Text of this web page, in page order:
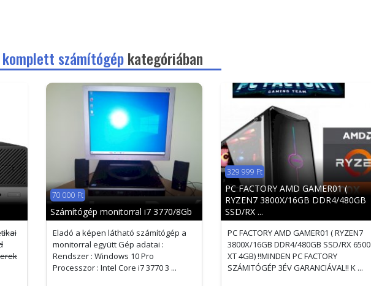
számítógépkategóriában
70 000 Ft
Számítógép monitorral i7 3770/8Gb
Eladó a képen látható számítógép a
monitorral együtt Gép adatai :
Rendszer : Windows 10 Pro
Processzor : Intel Core i7 3770 3 ...
329 999 Ft
PC FACTORY AMD GAMER01 (
RYZEN7 3800X/16GB DDR4/480GB
SSD/RX ...
PC FACTORY AMD GAMER01 ( RYZEN7
3800X/16GB DDR4/480GB SSD/RX 6500
XT 4GB) !!MINDEN PC FACTORY
SZÁMITÓGÉP 3ÉV GARANCIÁVAL!! K ...